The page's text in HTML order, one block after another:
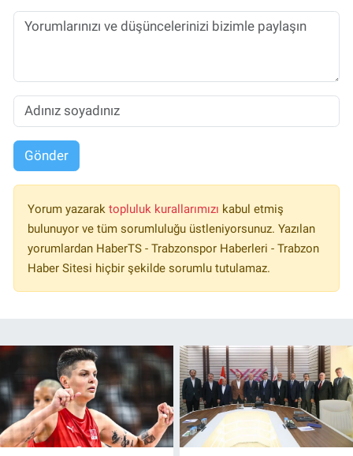
Gönder
Yorum yazarak topluluk kurallarımızı kabul etmiş
bulunuyor ve tüm sorumluluğu üstleniyorsunuz. Yazılan
yorumlardan HaberTS - Trabzonspor Haberleri - Trabzon
Haber Sitesi hiçbir şekilde sorumlu tutulamaz.